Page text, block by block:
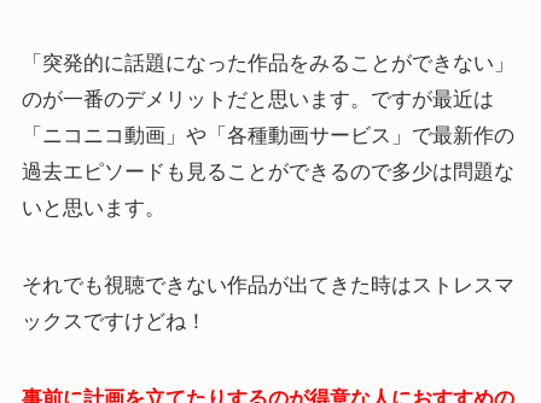
「突発的に話題になった作品をみることができない」
のが一番のデメリットだと思います。ですが最近は
「ニコニコ動画」や「各種動画サービス」で最新作の
過去エピソードも見ることができるので多少は問題な
いと思います。
それでも視聴できない作品が出てきた時はストレスマ
ックスですけどね！